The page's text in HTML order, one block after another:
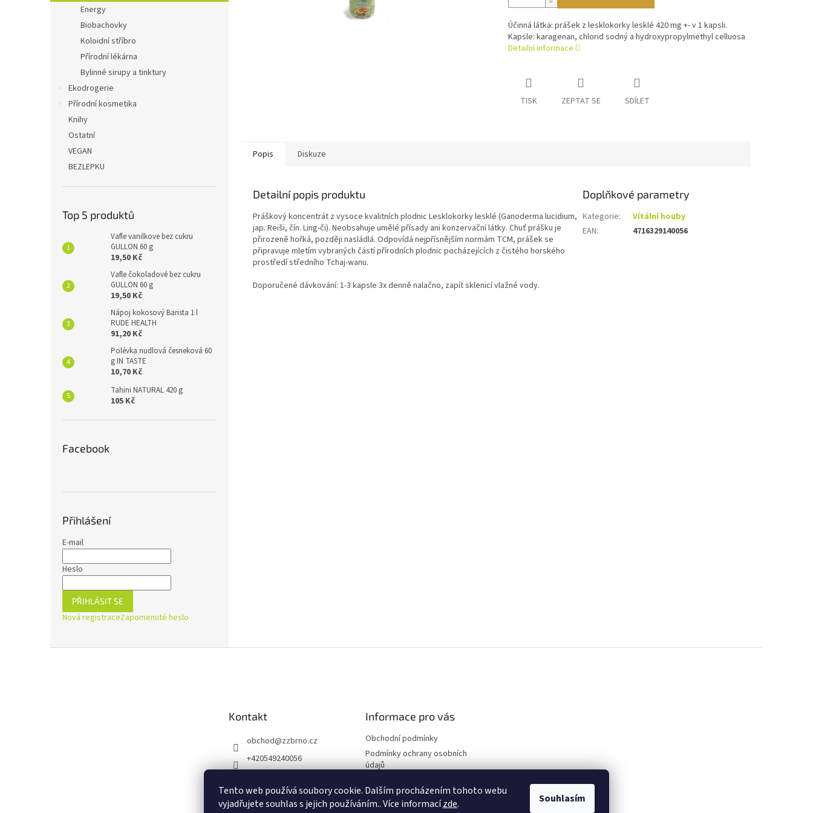
Tento web používá soubory cookie. Dalším procházením tohoto webu
vyjadřujete souhlas s jejich používáním.. Více informacízde. Souhlasím
n
Energy
Biobachovky
Koloidní stříbro
Přírodní lékárna
Bylinné sirupy a tinktury
Ekodrogerie
Přírodní kosmetika
Knihy
Ostatní
VEGAN
BEZLEPKU
Top 5 produktů
Vafle vanilkove bez cukru
GULLON 60 g
19,50 Kč
Vafle čokoladové bez cukru
GULLON 60 g
19,50 Kč
Nápoj kokosový Barista 1 l
RUDE HEALTH
91,20 Kč
Polévka nudlová česneková 60
g IN TASTE
10,70 Kč
Tahini NATURAL 420 g
105 Kč
Facebook
Přihlášení
E-mail
Heslo
PŘIHLÁSIT SE
Nová registraceZapomenuté heslo
Účinná látka: prášek z lesklokorky lesklé 420 mg +- v 1 kapsli.
Kapsle: karagenan, chlorid sodný a hydroxypropylmethyl celluosa
Detailní informace
TISK ZEPTAT SE SDÍLET
Popis Diskuze
Detailní popis produktu
Práškový koncentrát z vysoce kvalitních plodnic Lesklokorky lesklé (Ganoderma lucidium,
jap. Reiši, čín. Ling-či). Neobsahuje umělé přísady ani konzervační látky. Chuť prášku je
přirozeně hořká, později nasládlá. Odpovídá nejpřísnějším normám TCM, prášek se
připravuje mletím vybraných částí přírodních plodnic pocházejících z čistého horského
prostředí středního Tchaj-wanu.
Doporučené dávkování: 1-3 kapsle 3x denně nalačno, zapít sklenicí vlažné vody.
Doplňkové parametry
Kategorie:
Vítální houby
EAN: 4716329140056
Kontakt
obchod@zzbrno.cz
+420549240056
ejnaZdravyzivot
Informace pro vás
Obchodní podmínky
Podmínky ochrany osobních
údajů